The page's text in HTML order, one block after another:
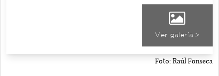
Ver galería >
Foto: Raúl Fonseca